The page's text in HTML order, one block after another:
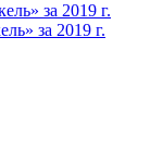
за 2019 г.
за 2019 г.